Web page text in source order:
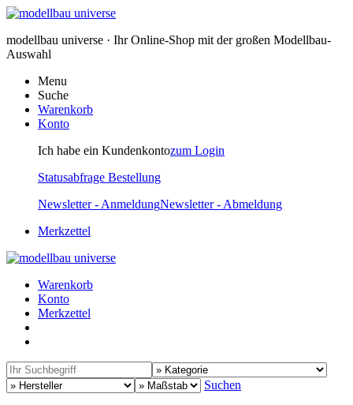
modellbau universe · Ihr Online-Shop mit der großen Modellbau-
Auswahl
Menu
Suche
Warenkorb
Konto
Ich habe ein Kundenkontozum Login
Statusabfrage Bestellung
Newsletter - AnmeldungNewsletter - Abmeldung
Merkzettel
Warenkorb
Konto
Merkzettel
Suchen